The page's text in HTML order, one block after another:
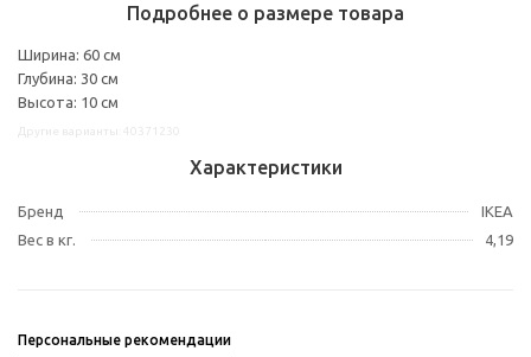
Подробнее о размере товара
Ширина: 60 см
Глубина: 30 см
Высота: 10 см
Характеристики
Бренд
IKEA
Вес в кг.
4,19
Персональные рекомендации